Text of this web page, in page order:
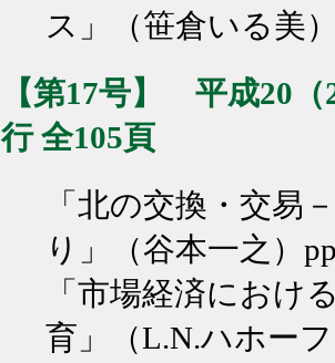
ス」（笹倉いる美
【第17号】 平成20（
行 全105頁
「北の交換・交易
り」（谷本一之）
「市場経済におけ
育」（L.N.ハホー